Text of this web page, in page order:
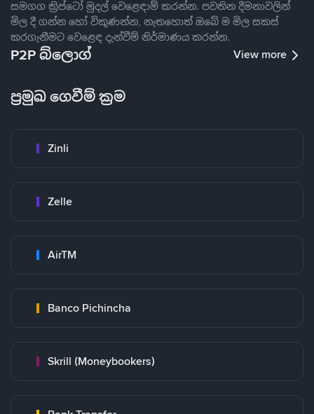
සමගග ක්‍රිප්ටෝ මුදල් වෙළෙඳාම් කරන්න. පවතින දීමනාවලින්
මිල දී ගන්න හෝ විකුණන්න, නැතහොත් ඔබේ ම මිල සකස්
කරගැනීමට වෙළෙඳ දැන්වීම් නිර්මාණය කරන්න.
P2P බ්ලොග් View more
ප්‍රමුඛ ගෙවීම් ක්‍රම
Zinli
Zelle
AirTM
Banco Pichincha
Skrill (Moneybookers)